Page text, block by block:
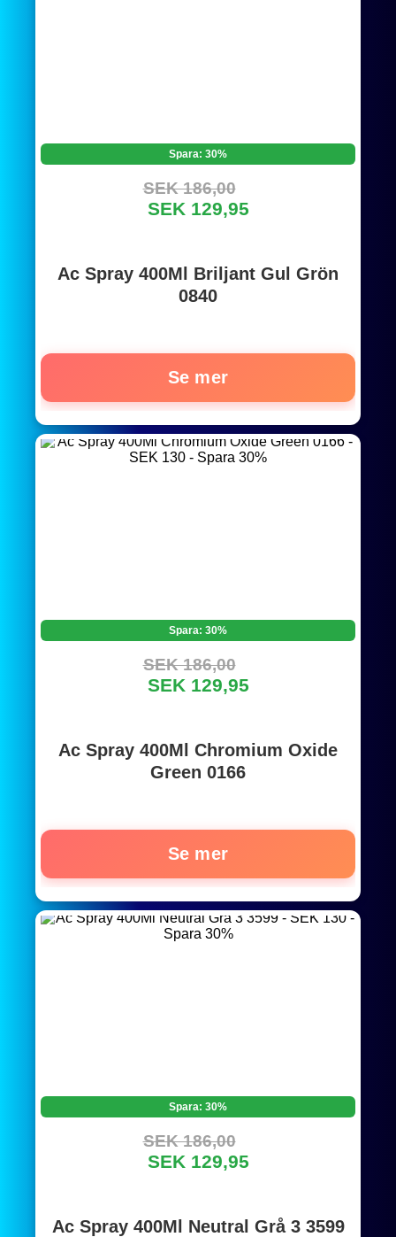
Spara: 30%
SEK 186,00
SEK 129,95
Ac Spray 400Ml Briljant Gul Grön
0840
Se mer
Spara: 30%
SEK 186,00
SEK 129,95
Ac Spray 400Ml Chromium Oxide
Green 0166
Se mer
Spara: 30%
SEK 186,00
SEK 129,95
Ac Spray 400Ml Neutral Grå 3 3599